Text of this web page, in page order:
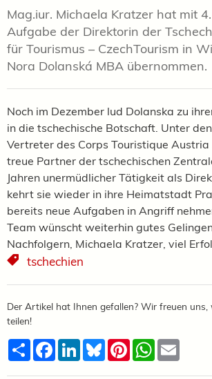
Mag.iur. Michaela Kratzer hat mit
Aufgabe der Direktorin der
für Tourismus – CzechTourism in
Nora Dolanská MBA übernommen.
Noch im Dezember lud Dolanska zu
in die tschechische Botschaft. Unter
Vertreter des Corps Touristique
treue Partner der tschechischen
Jahren unermüdlicher Tätigkeit als
kehrt sie wieder in ihre Heimatstadt
bereits neue Aufgaben in Angriff
Team wünscht weiterhin gutes
Nachfolgern, Michaela Kratzer, viel
tschechien
Der Artikel hat Ihnen gefallen? Wir freuen uns,
teilen!
TeilenFacebook
LinkedInBlueskyPinterestWhatsApp